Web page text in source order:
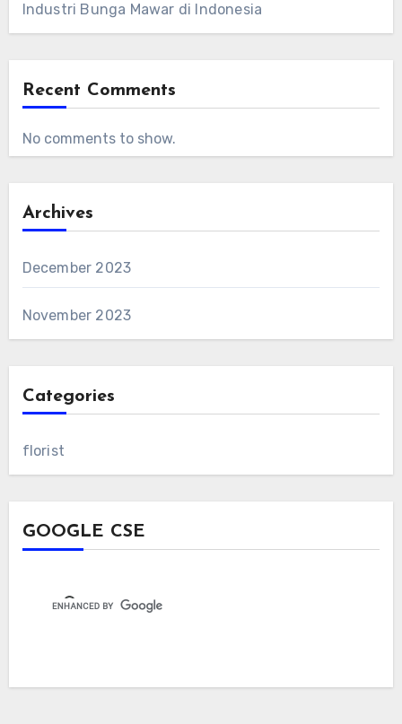
Industri Bunga Mawar di Indonesia
Recent Comments
No comments to show.
Archives
December 2023
November 2023
Categories
florist
GOOGLE CSE